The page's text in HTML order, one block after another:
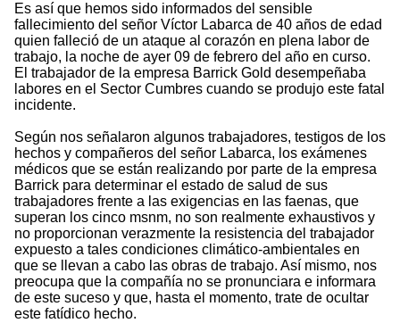
Es así que hemos sido informados del sensible
fallecimiento del señor Víctor Labarca de 40 años de edad
quien falleció de un ataque al corazón en plena labor de
trabajo, la noche de ayer 09 de febrero del año en curso.
El trabajador de la empresa Barrick Gold desempeñaba
labores en el Sector Cumbres cuando se produjo este fatal
incidente.
Según nos señalaron algunos trabajadores, testigos de los
hechos y compañeros del señor Labarca, los exámenes
médicos que se están realizando por parte de la empresa
Barrick para determinar el estado de salud de sus
trabajadores frente a las exigencias en las faenas, que
superan los cinco msnm, no son realmente exhaustivos y
no proporcionan verazmente la resistencia del trabajador
expuesto a tales condiciones climático-ambientales en
que se llevan a cabo las obras de trabajo. Así mismo, nos
preocupa que la compañía no se pronunciara e informara
de este suceso y que, hasta el momento, trate de ocultar
este fatídico hecho.